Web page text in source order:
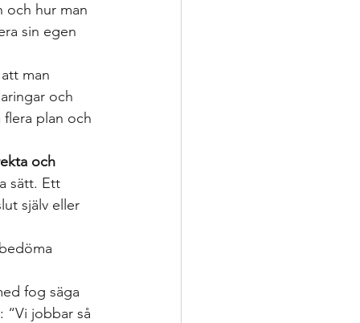
och hur man
sin egen
man
och
flera plan och
och
sätt. Ett
själv eller
fog säga
“Vi jobbar så